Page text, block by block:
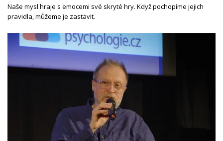
Naše mysl hraje s emocemi své skryté hry. Když pochopíme jejich
pravidla, můžeme je zastavit.